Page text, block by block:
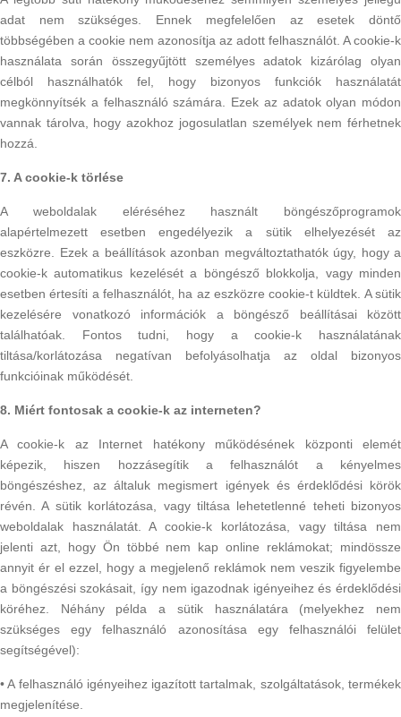
adat nem szükséges. Ennek megfelelően az esetek döntő
többségében a cookie nem azonosítja az adott felhasználót. A cookie-k
használata során összegyűjtött személyes adatok kizárólag olyan
célból használhatók fel, hogy bizonyos funkciók használatát
megkönnyítsék a felhasználó számára. Ezek az adatok olyan módon
vannak tárolva, hogy azokhoz jogosulatlan személyek nem férhetnek
hozzá.
7. A cookie-k törlése
A weboldalak eléréséhez használt böngészőprogramok
alapértelmezett esetben engedélyezik a sütik elhelyezését az
eszközre. Ezek a beállítások azonban megváltoztathatók úgy, hogy a
cookie-k automatikus kezelését a böngésző blokkolja, vagy minden
esetben értesíti a felhasználót, ha az eszközre cookie-t küldtek. A sütik
kezelésére vonatkozó információk a böngésző beállításai között
találhatóak. Fontos tudni, hogy a cookie-k használatának
tiltása/korlátozása negatívan befolyásolhatja az oldal bizonyos
funkcióinak működését.
8. Miért fontosak a cookie-k az interneten?
A cookie-k az Internet hatékony működésének központi elemét
képezik, hiszen hozzásegítik a felhasználót a kényelmes
böngészéshez, az általuk megismert igények és érdeklődési körök
révén. A sütik korlátozása, vagy tiltása lehetetlenné teheti bizonyos
weboldalak használatát. A cookie-k korlátozása, vagy tiltása nem
jelenti azt, hogy Ön többé nem kap online reklámokat; mindössze
annyit ér el ezzel, hogy a megjelenő reklámok nem veszik figyelembe
a böngészési szokásait, így nem igazodnak igényeihez és érdeklődési
köréhez. Néhány példa a sütik használatára (melyekhez nem
szükséges egy felhasználó azonosítása egy felhasználói felület
segítségével):
• A felhasználó igényeihez igazított tartalmak, szolgáltatások, termékek
megjelenítése.